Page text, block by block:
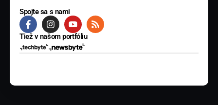
Spojte sa s nami
Tiež v našom portfóliu